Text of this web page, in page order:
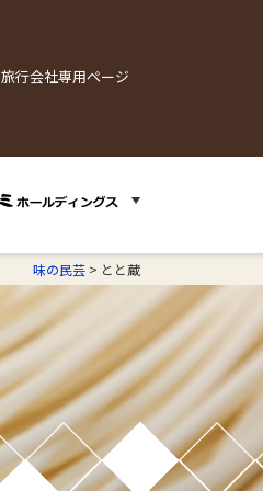
旅行会社専用ページ
味の民芸 > とと蔵